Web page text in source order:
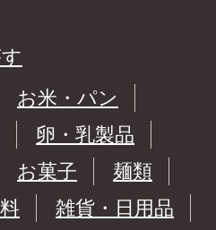
お米・パン
卵・乳製品
お菓子
麺類
雑貨・日用品